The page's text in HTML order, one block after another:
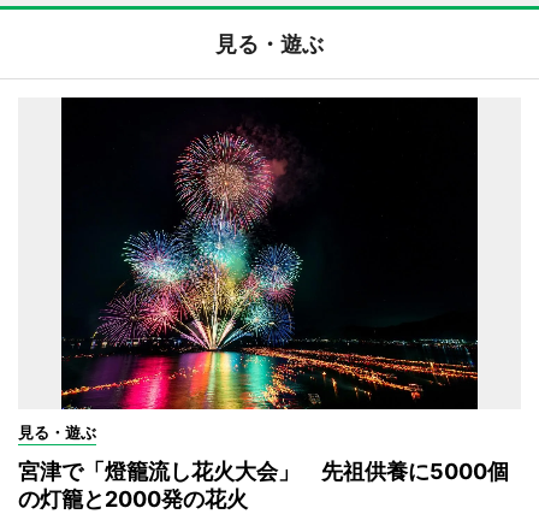
見る・遊ぶ
見る・遊ぶ
宮津で「燈籠流し花火大会」 先祖供養に5000個
の灯籠と2000発の花火